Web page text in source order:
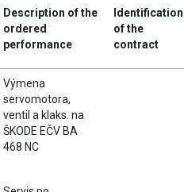
Description of the
ordered
performance
Identification
of the
contract
Výmena
servomotora,
ventil a klaks. na
ŠKODE EČV BA
468 NC